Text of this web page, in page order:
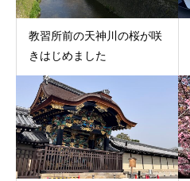
教習所前の天神川の桜が咲
きはじめました